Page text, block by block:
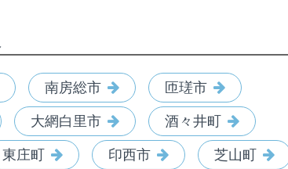
南房総市 匝瑳市
大網白里市 酒々井町
東庄町 印西市 芝山町